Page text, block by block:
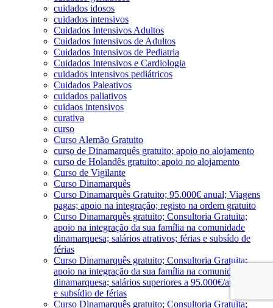
cuidados idosos
cuidados intensivos
Cuidados Intensivos Adultos
Cuidados Intensivos de Adultos
Cuidados Intensivos de Pediatria
Cuidados Intensivos e Cardiologia
cuidados intensivos pediátricos
Cuidados Paleativos
cuidados paliativos
cuidaos intensivos
curativa
curso
Curso Alemão Gratuito
curso de Dinamarquês gratuito; apoio no alojamento
curso de Holandês gratuito; apoio no alojamento
Curso de Vigilante
Curso Dinamarquês
Curso Dinamarquês Gratuito; 95.000€ anual; Viagens
pagas; apoio na integração; registo na ordem gratuito
Curso Dinamarquês gratuito; Consultoria Gratuita;
apoio na integração da sua família na comunidade
dinamarquesa; salários atrativos; férias e subsído de
férias
Curso Dinamarquês gratuito; Consultoria Gratuita;
apoio na integração da sua família na comunidade
dinamarquesa; salários superiores a 95.000€/ano; férias
e subsídio de férias
Curso Dinamarquês gratuito; Consultoria Gratuita;